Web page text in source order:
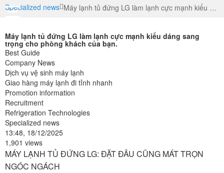
Specialized news Máy lạnh tủ đứng LG làm lạnh cực mạnh kiểu dáng sang trọng cho phòng khách của bạn.
Máy lạnh tủ đứng LG làm lạnh cực mạnh kiểu dáng sang
trọng cho phòng khách của bạn.
Best Guide
Company News
Dịch vụ vệ sinh máy lạnh
Giao hàng máy lạnh đi tỉnh nhanh
Promotion information
Recruitment
Refrigeration Technologies
Specialized news
13:48, 18/12/2025
1,901 views
MÁY LẠNH TỦ ĐỨNG LG: ĐẶT ĐÂU CŨNG MÁT TRỌN
NGÓC NGÁCH